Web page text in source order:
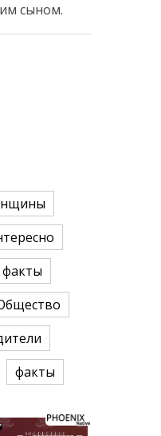
сыном.
факты